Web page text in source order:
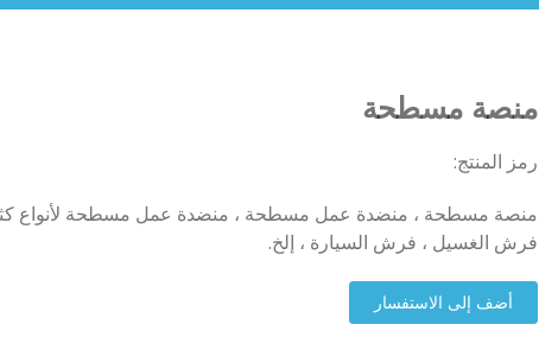
منصة مسطحة
رمز المنتج:
منصة مسطحة ، منضدة عمل مسطحة ، منضدة عمل مسطحة لأنواع
فرش الغسيل ، فرش السيارة ، إلخ.
أضف إلى الاستفسار